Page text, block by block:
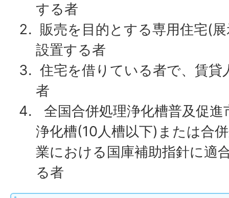
する者
販売を目的とする専用住宅(
設置する者
住宅を借りている者で、賃
者
全国合併処理浄化槽普及促
浄化槽(10人槽以下)または合
業における国庫補助指針に適
る者